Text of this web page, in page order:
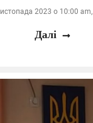
2023 о 10:00 am,
Далі